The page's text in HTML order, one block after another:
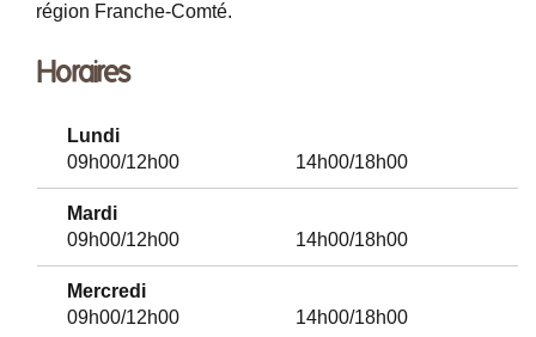
région Franche-Comté.
Horaires
Lundi
09h00/12h00
14h00/18h00
Mardi
09h00/12h00
14h00/18h00
Mercredi
09h00/12h00
14h00/18h00